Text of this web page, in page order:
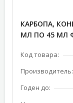
КАРБОПА,
МЛ ПО 45 МЛ
Код товара:
Производитель:
Годен до: